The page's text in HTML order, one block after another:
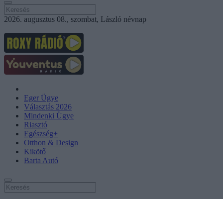
2026. augusztus 08., szombat, László névnap
Eger Ügye
Választás 2026
Mindenki Ügye
Riasztó
Egészség+
Otthon & Design
Kikötő
Barta Autó